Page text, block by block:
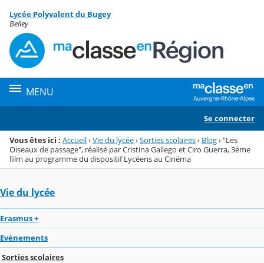
Menu de la rubrique
Contenu
Lycée Polyvalent du Bugey
Belley
MENU
Se connecter
Vous êtes ici : Accueil›Vie du lycée›Sorties scolaires› Blog›"Les
Oiseaux de passage", réalisé par Cristina Gallego et Ciro Guerra, 3ème
film au programme du dispositif Lycéens au Cinéma
Vie du lycée
Erasmus +
Evènements
Sorties scolaires